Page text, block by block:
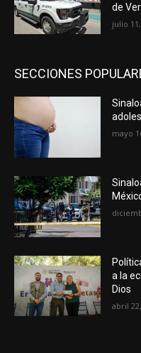
de
julio
SECCIONES
mayo
a la
Dios
abril